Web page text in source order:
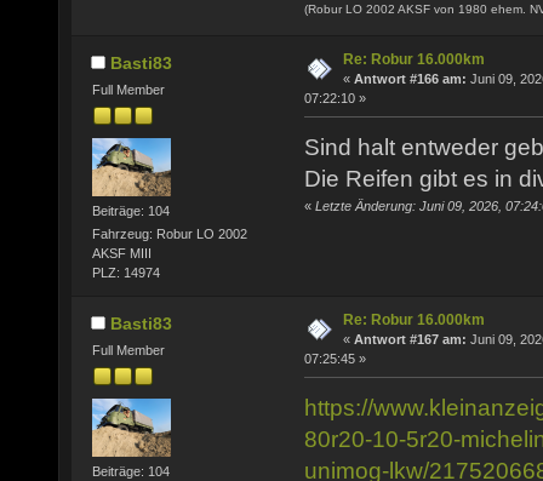
(Robur LO 2002 AKSF von 1980 ehem.
Basti83
Full Member
Beiträge: 104
Fahrzeug: Robur LO 2002
AKSF MIII
PLZ: 14974
Re: Robur 16.000km
« Antwort #166 am: Juni 09,
07:22:10 »
Sind halt entweder
Die Reifen gibt es in
« Letzte Änderung: Juni 09, 2026,
Basti83
Full Member
Beiträge: 104
Re: Robur 16.000km
« Antwort #167 am: Juni 09,
07:25:45 »
https://
80r20-10-5r20-
unimog-lkw/